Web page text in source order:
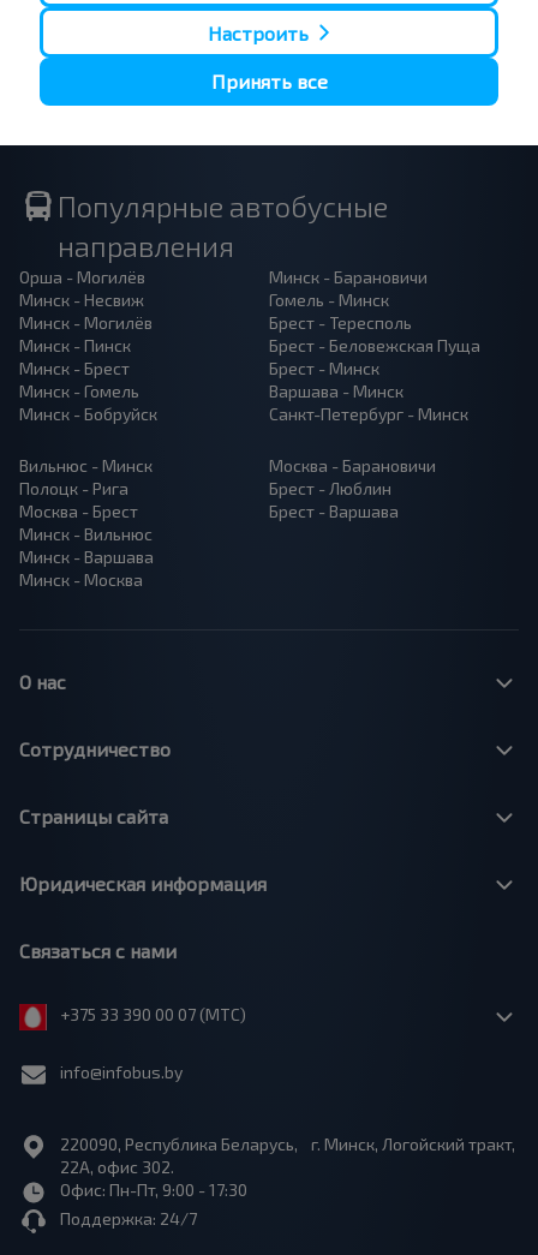
Подписаться
Популярные автобусные
направления
Орша - Могилёв
Минск - Несвиж
Минск - Могилёв
Минск - Пинск
Минск - Брест
Минск - Гомель
Минск - Бобруйск
Минск - Барановичи
Гомель - Минск
Брест - Тересполь
Брест - Беловежская Пуща
Брест - Минск
Варшава - Минск
Санкт-Петербург - Минск
Вильнюс - Минск
Полоцк - Рига
Москва - Брест
Минск - Вильнюс
Минск - Варшава
Минск - Москва
Москва - Барановичи
Брест - Люблин
Брест - Варшава
О нас
Сотрудничество
Страницы сайта
Юридическая информация
Связаться с нами
+375 33 390 00 07 (МТС)
info@infobus.by
220090, Республика Беларусь, г. Минск, Логойский тракт,
22А, офис 302.
Офис: Пн-Пт, 9:00 - 17:30
Поддержка: 24/7
Настроить
Принять все